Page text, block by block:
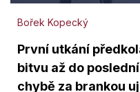
Bořek Kopecký
První utkání
bitvu až do
chybě za brankou